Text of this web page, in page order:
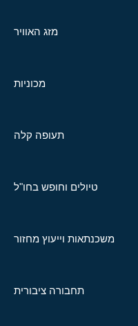
מזג האוויר
מכוניות
תעופה קלה
טיולים וחופש בחו"ל
משכנתאות וייעוץ מחזור
תחבורה ציבורית